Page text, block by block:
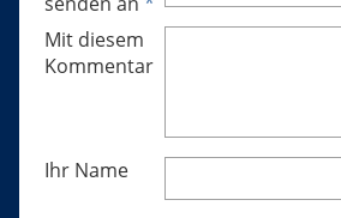
Mit diesem
Kommentar
Ihr Name